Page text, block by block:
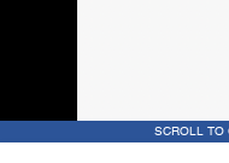
SCROLL TO